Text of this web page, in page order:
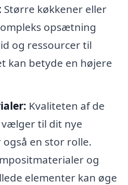
Større køkkener eller
opsætning
og ressourcer til
kan betyde en højere
Kvaliteten af de
til dit nye
en stor rolle.
og
elementer kan øge